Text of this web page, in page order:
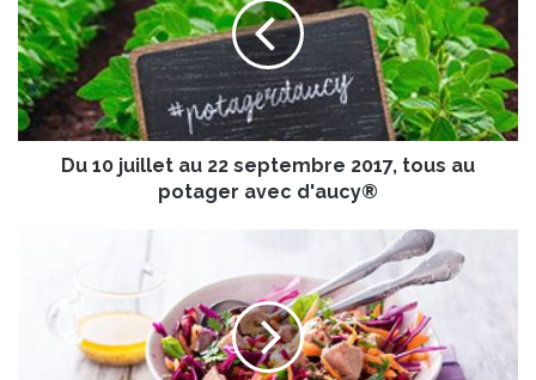
0
j
u
i
l
l
Du 10 juillet au 22 septembre 2017, tous au
potager avec d'aucy®